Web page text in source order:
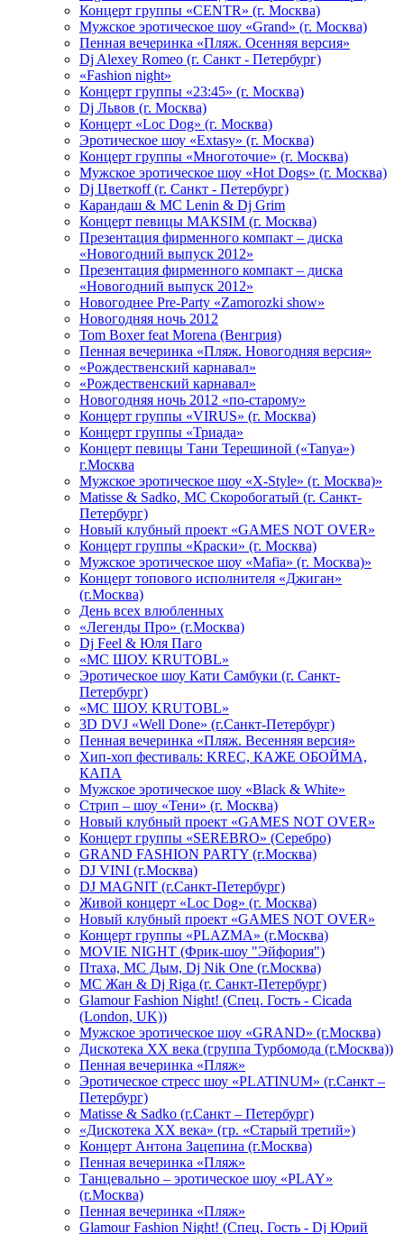
Концерт группы «CENTR» (г. Москва)
Мужское эротическое шоу «Grand» (г. Москва)
Пенная вечеринка «Пляж. Осенняя версия»
Dj Alexey Romeo (г. Санкт - Петербург)
«Fashion night»
Концерт группы «23:45» (г. Москва)
Dj Львов (г. Москва)
Концерт «Loc Dog» (г. Москва)
Эротическое шоу «Extasy» (г. Москва)
Концерт группы «Многоточие» (г. Москва)
Мужское эротическое шоу «Hot Dogs» (г. Москва)
Dj Цветкоff (г. Санкт - Петербург)
Карандаш & МС Lenin & Dj Grim
Концерт певицы МАКSIМ (г. Москва)
Презентация фирменного компакт – диска
«Новогодний выпуск 2012»
Презентация фирменного компакт – диска
«Новогодний выпуск 2012»
Новогоднее Pre-Party «Zamorozki show»
Новогодняя ночь 2012
Tom Boxer feat Morena (Венгрия)
Пенная вечеринка «Пляж. Новогодняя версия»
«Рождественский карнавал»
«Рождественский карнавал»
Новогодняя ночь 2012 «по-старому»
Концерт группы «VIRUS» (г. Москва)
Концерт группы «Триада»
Концерт певицы Тани Терешиной («Tanya»)
г.Москва
Мужское эротическое шоу «X-Style» (г. Москва)»
Matissе & Sadko, MC Скоробогатый (г. Санкт-
Петербург)
Новый клубный проект «GAMES NOT OVER»
Концерт группы «Краски» (г. Москва)
Мужское эротическое шоу «Mafia» (г. Москва)»
Концерт топового исполнителя «Джиган»
(г.Москва)
День всех влюбленных
«Легенды Про» (г.Москва)
Dj Feel & Юля Паго
«МС ШОУ. KRUTOBL»
Эротическое шоу Кати Самбуки (г. Санкт-
Петербург)
«МС ШОУ. KRUTOBL»
3D DVJ «Well Done» (г.Санкт-Петербург)
Пенная вечеринка «Пляж. Весенняя версия»
Хип-хоп фестиваль: KREC, КАЖЕ ОБОЙМА,
КАПА
Мужское эротическое шоу «Black & White»
Стрип – шоу «Тени» (г. Москва)
Новый клубный проект «GAMES NOT OVER»
Концерт группы «SEREBRO» (Серебро)
GRAND FASHION PARTY (г.Москва)
DJ VINI (г.Москва)
DJ MAGNIT (г.Санкт-Петербург)
Живой концерт «Loc Dog» (г. Москва)
Новый клубный проект «GAMES NOT OVER»
Концерт группы «PLAZMA» (г.Москва)
MOVIE NIGHT (Фрик-шоу "Эйфория")
Птаха, МС Дым, Dj Nik One (г.Москва)
МС Жан & Dj Riga (г. Санкт-Петербург)
Glamour Fashion Night! (Спец. Гость - Cicada
(London, UK))
Мужское эротическое шоу «GRAND» (г.Москва)
Дискотека XX века (группа Турбомода (г.Москва))
Пенная вечеринка «Пляж»
Эротическое стресс шоу «PLATINUM» (г.Санкт –
Петербург)
Matisse & Sadko (г.Санкт – Петербург)
«Дискотека ХХ века» (гр. «Старый третий»)
Концерт Антона Зацепина (г.Москва)
Пенная вечеринка «Пляж»
Танцевально – эротическое шоу «PLAY»
(г.Москва)
Пенная вечеринка «Пляж»
Glamour Fashion Night! (Спец. Гость - Dj Юрий